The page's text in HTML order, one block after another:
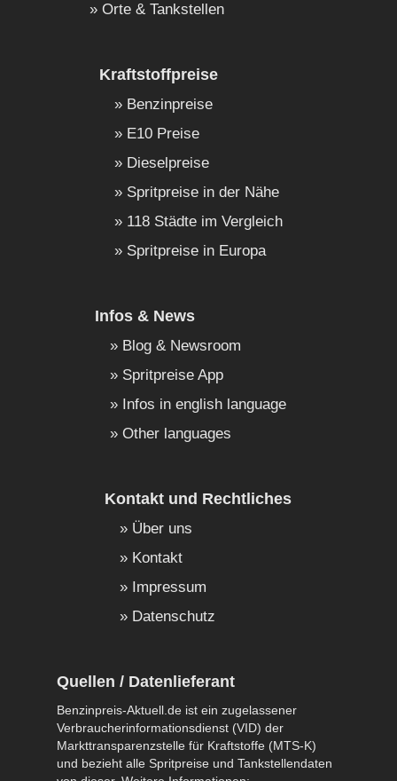
Orte & Tankstellen
Kraftstoffpreise
Benzinpreise
E10 Preise
Dieselpreise
Spritpreise in der Nähe
118 Städte im Vergleich
Spritpreise in Europa
Infos & News
Blog & Newsroom
Spritpreise App
Infos in english language
Other languages
Kontakt und Rechtliches
Über uns
Kontakt
Impressum
Datenschutz
Quellen / Datenlieferant
Benzinpreis-Aktuell.de ist ein zugelassener
Verbraucherinformationsdienst (VID) der
Markttransparenzstelle für Kraftstoffe (MTS-K)
und bezieht alle Spritpreise und Tankstellendaten